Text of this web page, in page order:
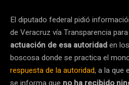
El diputado federal pidió
de Veracruz vía Transparencia
actuación de esa autoridaden
boscosa donde se practica el
respuesta de la autoridad, a la que